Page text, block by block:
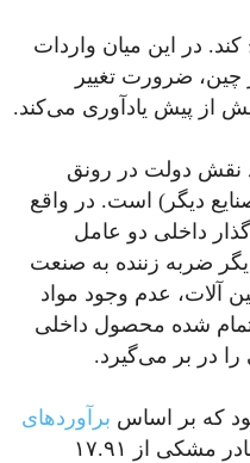
در این میان واردات
ضرورت تغییر
از پیش یادآوری می‌کند.
نقش دولت در رونق
دیگر) است. در واقع
داخلی دو عامل
ضربه زننده به صنعت
عدم وجود مواد
تمام شده محصول داخلی
در بر می‌گیرد.
که بر اساس برآوردهای
رسمی واردکنندگان تنها پارچه چادر مشکی از ۱۷.۹۱